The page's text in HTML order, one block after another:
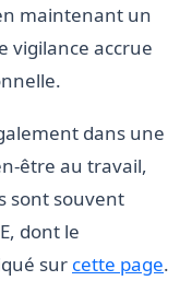
maintenant un
vigilance accrue
dans une
être au travail,
sont souvent
dont le
sur cette page.